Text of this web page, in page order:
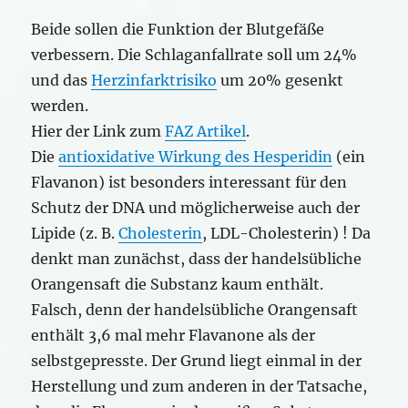
Beide sollen die Funktion der Blutgefäße
verbessern. Die Schlaganfallrate soll um 24%
und dasHerzinfarktrisiko um 20% gesenkt
werden.
Hier der Link zumFAZ Artikel.
Dieantioxidative Wirkung des Hesperidin (ein
Flavanon) ist besonders interessant für den
Schutz der DNA und möglicherweise auch der
Lipide (z. B.Cholesterin , LDL-Cholesterin) ! Da
denkt man zunächst, dass der handelsübliche
Orangensaft die Substanz kaum enthält.
Falsch, denn der handelsübliche Orangensaft
enthält 3,6 mal mehr Flavanone als der
selbstgepresste. Der Grund liegt einmal in der
Herstellung und zum anderen in der Tatsache,